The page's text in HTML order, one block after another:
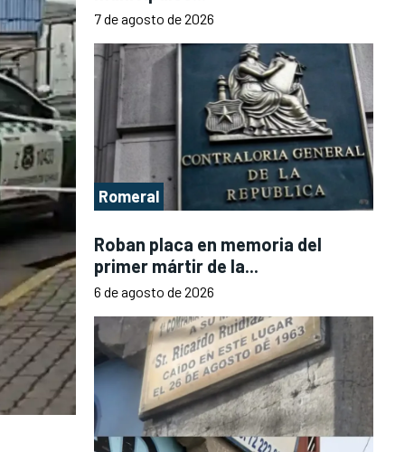
7 de agosto de 2026
Romeral
Roban placa en memoria del
primer mártir de la...
6 de agosto de 2026